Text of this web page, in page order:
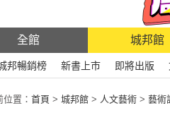
全館 城邦館
邦暢銷榜 新書上市 即將出版
位置： 首頁 > 城邦館 > 人文藝術 > 藝術